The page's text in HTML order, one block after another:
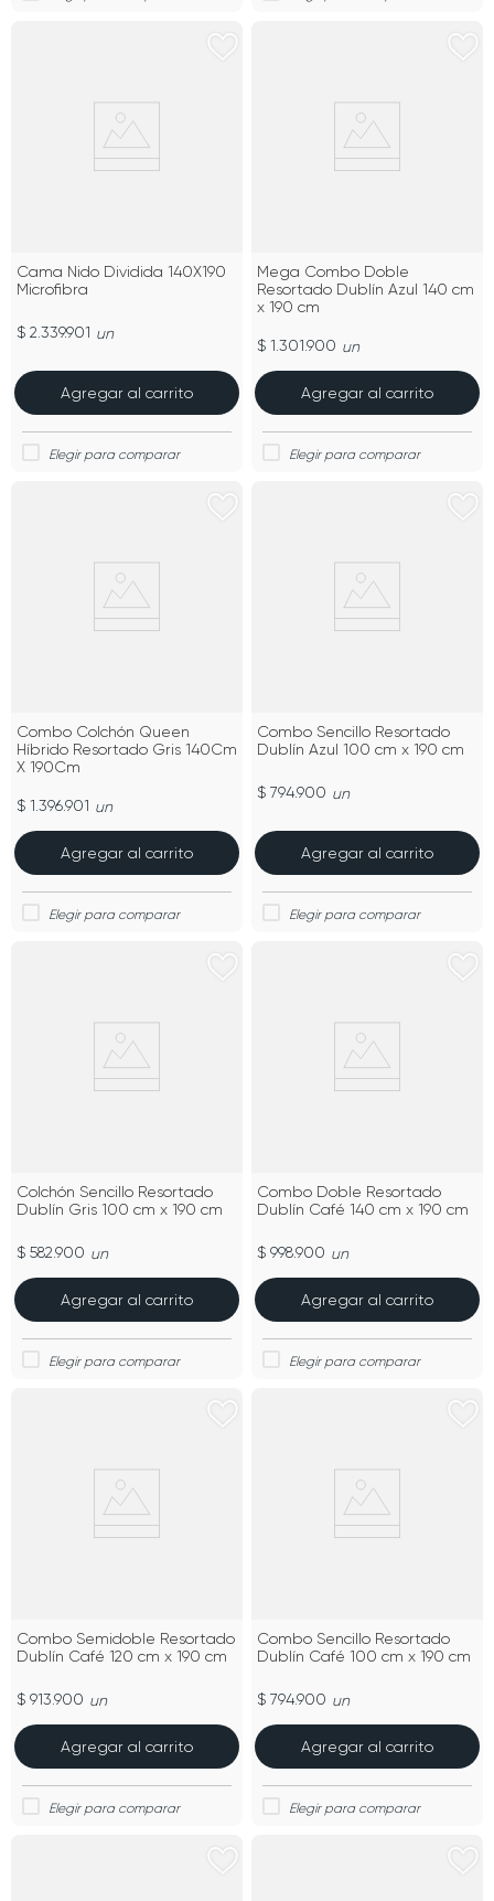
Cama Nido Dividida 140X190
Microfibra
$ 2.339.901 un
Agregar al carrito
Mega Combo Doble
Resortado Dublín Azul 140 cm
x 190 cm
$ 1.301.900 un
Agregar al carrito
Combo Colchón Queen
Híbrido Resortado Gris 140Cm
X 190Cm
$ 1.396.901 un
Agregar al carrito
Combo Sencillo Resortado
Dublín Azul 100 cm x 190 cm
$ 794.900 un
Agregar al carrito
Colchón Sencillo Resortado
Dublín Gris 100 cm x 190 cm
$ 582.900 un
Agregar al carrito
Combo Doble Resortado
Dublín Café 140 cm x 190 cm
$ 998.900 un
Agregar al carrito
Combo Semidoble Resortado
Dublín Café 120 cm x 190 cm
$ 913.900 un
Agregar al carrito
Combo Sencillo Resortado
Dublín Café 100 cm x 190 cm
$ 794.900 un
Agregar al carrito